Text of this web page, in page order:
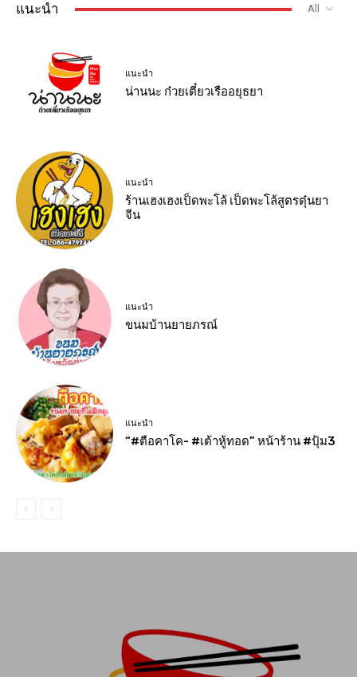
แนะนำ All
แนะนำ
น่านนะ ก๋วยเตี๋ยวเรืออยุธยา
แนะนำ
ร้านเฮงเฮงเป็ดพะโล้ เป็ดพะโล้สูตรตุ๋นยา
จีน
แนะนำ
ขนมบ้านยายภรณ์
แนะนำ
“#ตือคาโค- #เต้าหู้ทอด” หน้าร้าน #ปุ้ม3